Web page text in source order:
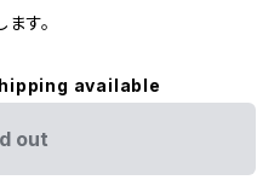
す。
available
out